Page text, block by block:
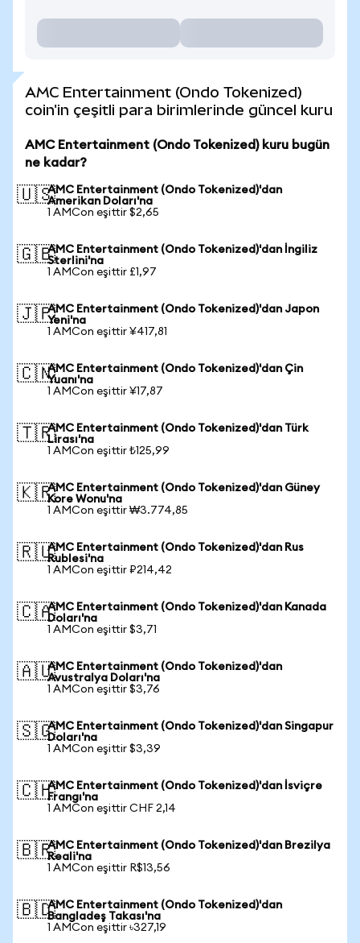
AMC Entertainment (Ondo Tokenized)
coin'in çeşitli para birimlerinde güncel kuru
AMC Entertainment (Ondo Tokenized) kuru bugün
ne kadar?
🇺🇸AMC Entertainment (Ondo Tokenized)'dan
Amerikan Doları'na
1 AMCon eşittir $2,65
🇬🇧AMC Entertainment (Ondo Tokenized)'dan İngiliz
Sterlini'na
1 AMCon eşittir £1,97
🇯🇵AMC Entertainment (Ondo Tokenized)'dan Japon
Yeni'na
1 AMCon eşittir ¥417,81
🇨🇳AMC Entertainment (Ondo Tokenized)'dan Çin
Yuanı'na
1 AMCon eşittir ¥17,87
🇹🇷AMC Entertainment (Ondo Tokenized)'dan Türk
Lirası'na
1 AMCon eşittir ₺125,99
🇰🇷AMC Entertainment (Ondo Tokenized)'dan Güney
Kore Wonu'na
1 AMCon eşittir ₩3.774,85
🇷🇺AMC Entertainment (Ondo Tokenized)'dan Rus
Rublesi'na
1 AMCon eşittir ₽214,42
🇨🇦AMC Entertainment (Ondo Tokenized)'dan Kanada
Doları'na
1 AMCon eşittir $3,71
🇦🇺AMC Entertainment (Ondo Tokenized)'dan
Avustralya Doları'na
1 AMCon eşittir $3,76
🇸🇬AMC Entertainment (Ondo Tokenized)'dan Singapur
Doları'na
1 AMCon eşittir $3,39
🇨🇭AMC Entertainment (Ondo Tokenized)'dan İsviçre
Frangı'na
1 AMCon eşittir CHF 2,14
🇧🇷AMC Entertainment (Ondo Tokenized)'dan Brezilya
Reali'na
1 AMCon eşittir R$13,56
🇧🇩AMC Entertainment (Ondo Tokenized)'dan
Bangladeş Takası'na
1 AMCon eşittir ৳327,19